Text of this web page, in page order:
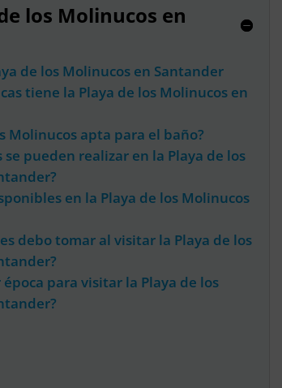
los Molinucos en
de los Molinucos en Santander
tiene la Playa de los Molinucos en
Molinucos apta para el baño?
se pueden realizar en la Playa de los
en la Playa de los Molinucos
debo tomar al visitar la Playa de los
época para visitar la Playa de los